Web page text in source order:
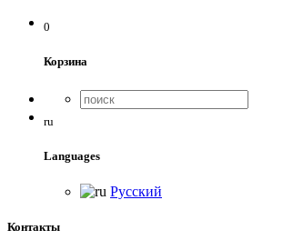
0
Корзина
ru
Languages
Русский
Контакты